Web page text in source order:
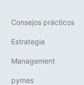
Consejos prácticos
Estrategia
Management
pymes